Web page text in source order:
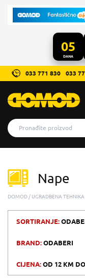
05
DANA
033 771 830 033
Nape
DOMOD UGRADBENA TEHNIKA
SORTIRANJE:
BRAND:ODABERI
CIJENA:OD 12 KM DO